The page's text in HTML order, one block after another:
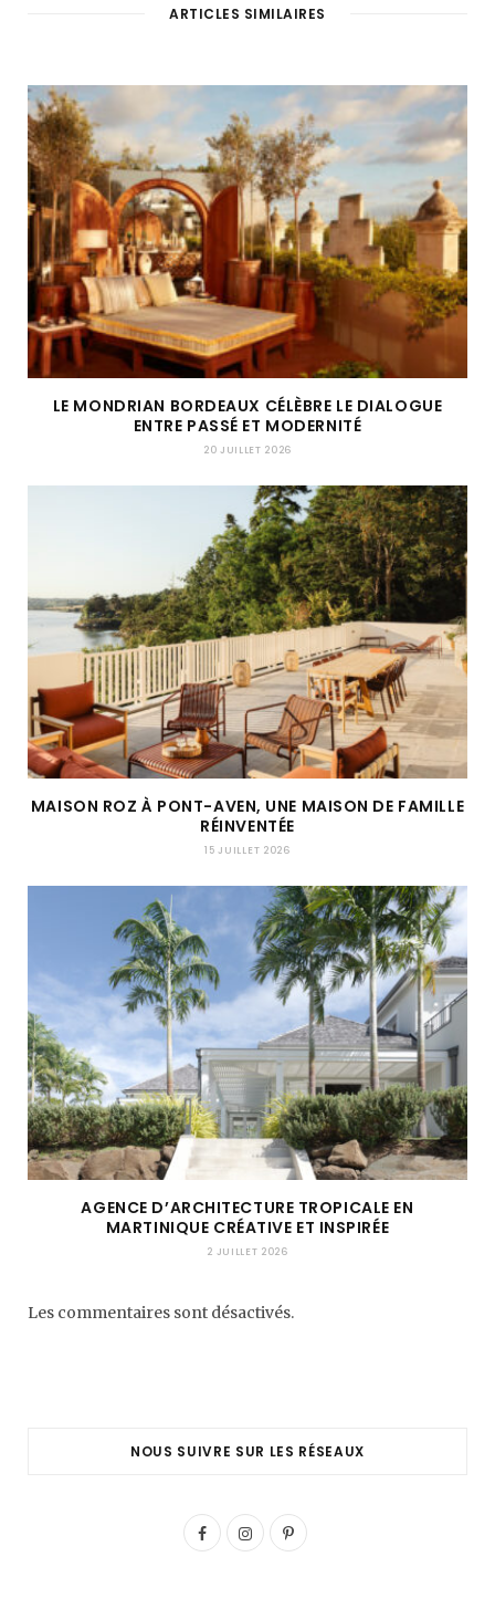
ARTICLES SIMILAIRES
LE MONDRIAN BORDEAUX CÉLÈBRE LE DIALOGUE
ENTRE PASSÉ ET MODERNITÉ
20 JUILLET 2026
MAISON ROZ À PONT-AVEN, UNE MAISON DE FAMILLE
RÉINVENTÉE
15 JUILLET 2026
AGENCE D’ARCHITECTURE TROPICALE EN
MARTINIQUE CRÉATIVE ET INSPIRÉE
2 JUILLET 2026
Les commentaires sont désactivés.
NOUS SUIVRE SUR LES RÉSEAUX
F
I
P